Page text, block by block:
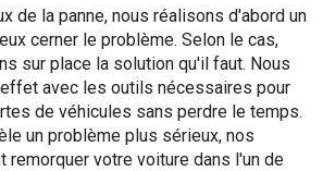
de la panne, nous réalisons d'abord un
cerner le problème. Selon le cas,
sur place la solution qu'il faut. Nous
avec les outils nécessaires pour
de véhicules sans perdre le temps.
un problème plus sérieux, nos
remorquer votre voiture dans l'un de